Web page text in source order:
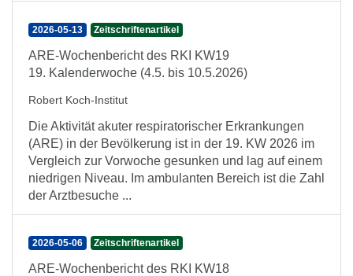
2026-05-13 Zeitschriftenartikel
ARE-Wochenbericht des RKI KW19
19. Kalenderwoche (4.5. bis 10.5.2026)
Robert Koch-Institut
Die Aktivität akuter respiratorischer Erkrankungen
(ARE) in der Bevölkerung ist in der 19. KW 2026 im
Vergleich zur Vorwoche gesunken und lag auf einem
niedrigen Niveau. Im ambulanten Bereich ist die Zahl
der Arztbesuche ...
2026-05-06 Zeitschriftenartikel
ARE-Wochenbericht des RKI KW18